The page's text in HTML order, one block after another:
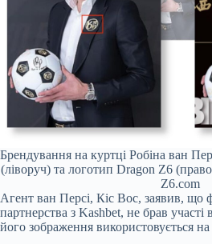
Брендування на куртці Робіна ван
(ліворуч) та логотип Dragon Z6
Z6.com
Агент ван Персі, Кіс Вос, заявив, що
партнерства з Kashbet, не брав
його зображення використовується